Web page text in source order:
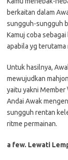
berkaitan dalam
sungguh-sungguh
Kamuj coba
apabila yg terutama
Untuk hasilnya,
mewujudkan
yaitu yakni Member
Andai Awak
sungguh rentan
ritme permainan.
a few. Lewati